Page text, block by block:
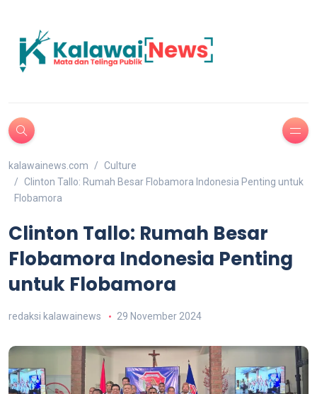
kalawainews.com
Culture
Clinton Tallo: Rumah Besar Flobamora Indonesia Penting untuk
Flobamora
Clinton Tallo: Rumah Besar
Flobamora Indonesia Penting
untuk Flobamora
redaksi kalawainews 29 November 2024